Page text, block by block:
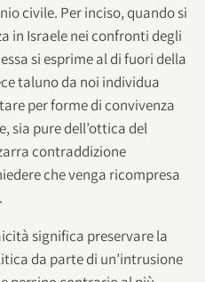
civile. Per inciso, quando si
in Israele nei confronti degli
si esprime al di fuori della
taluno da noi individua
per forme di convivenza
sia pure dell’ottica del
contraddizione
che venga ricompresa
significa preservare la
da parte di un’intrusione